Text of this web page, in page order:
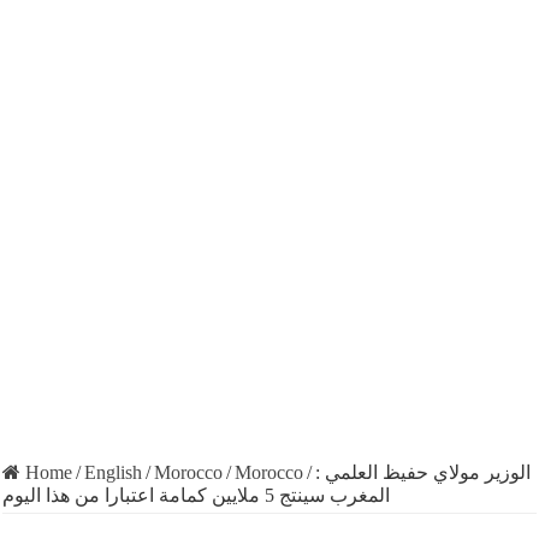
Home/English /Morocco/Morocco/ الوزير مولاي حفيظ العلمي :
المغرب سينتج 5 ملايين كمامة اعتبارا من هذا اليوم